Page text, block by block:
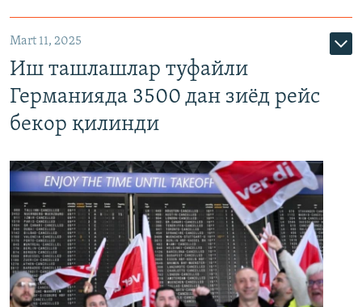
Mart 11, 2025
Иш ташлашлар туфайли
Германияда 3500 дан зиёд рейс
бекор қилинди